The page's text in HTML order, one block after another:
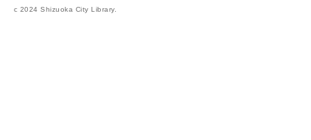
c 2024 Shizuoka City Library.